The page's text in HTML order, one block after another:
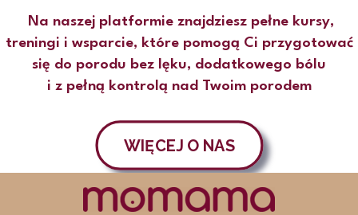
Na naszej platformie znajdziesz pełne kursy,
treningi i wsparcie, które pomogą Ci przygotować
się do porodu bez lęku, dodatkowego bólu
i z pełną kontrolą nad Twoim porodem
WIĘCEJ O NAS